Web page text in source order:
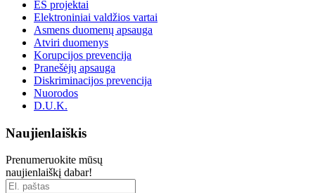
ES projektai
Elektroniniai valdžios vartai
Asmens duomenų apsauga
Atviri duomenys
Korupcijos prevencija
Pranešėjų apsauga
Diskriminacijos prevencija
Nuorodos
D.U.K.
Naujienlaiškis
Prenumeruokite mūsų
naujienlaiškį dabar!